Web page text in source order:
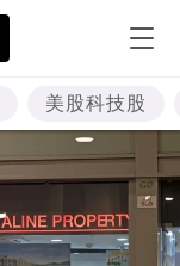
美股科技股